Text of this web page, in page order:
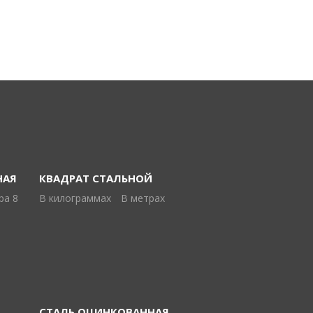
8
КВАДРАТ СТАЛЬНОЙ
В килограммах В метрах